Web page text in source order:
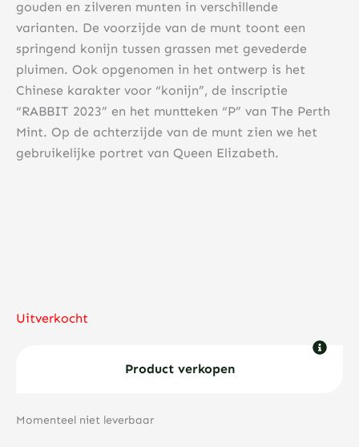
gouden en zilveren munten in verschillende
varianten. De voorzijde van de munt toont een
springend konijn tussen grassen met gevederde
pluimen. Ook opgenomen in het ontwerp is het
Chinese karakter voor “konijn”, de inscriptie
“RABBIT 2023” en het muntteken “P” van The Perth
Mint. Op de achterzijde van de munt zien we het
gebruikelijke portret van Queen Elizabeth.
Uitverkocht
Product verkopen
Momenteel niet leverbaar